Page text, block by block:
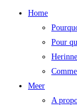
Home
Pour
Meer
A